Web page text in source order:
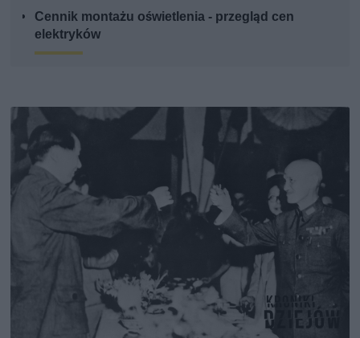
Cennik montażu oświetlenia - przegląd cen
elektryków